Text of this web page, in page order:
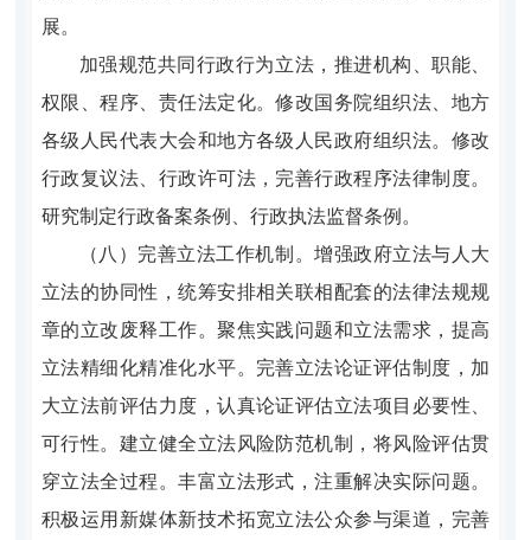
展。
加强规范共同行政行为立法，推进机构、职能、
权限、程序、责任法定化。修改国务院组织法、地方
各级人民代表大会和地方各级人民政府组织法。修改
行政复议法、行政许可法，完善行政程序法律制度。
研究制定行政备案条例、行政执法监督条例。
（八）完善立法工作机制。增强政府立法与人大
立法的协同性，统筹安排相关联相配套的法律法规规
章的立改废释工作。聚焦实践问题和立法需求，提高
立法精细化精准化水平。完善立法论证评估制度，加
大立法前评估力度，认真论证评估立法项目必要性、
可行性。建立健全立法风险防范机制，将风险评估贯
穿立法全过程。丰富立法形式，注重解决实际问题。
积极运用新媒体新技术拓宽立法公众参与渠道，完善